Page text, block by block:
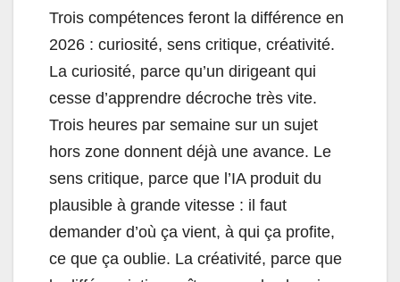
Trois compétences feront la différence en
2026 : curiosité, sens critique, créativité.
La curiosité, parce qu’un dirigeant qui
cesse d’apprendre décroche très vite.
Trois heures par semaine sur un sujet
hors zone donnent déjà une avance. Le
sens critique, parce que l’IA produit du
plausible à grande vitesse : il faut
demander d’où ça vient, à qui ça profite,
ce que ça oublie. La créativité, parce que